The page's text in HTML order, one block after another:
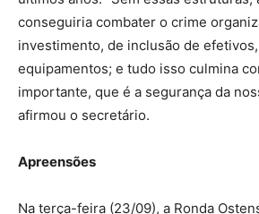
conseguiria combater o crime
investimento, de inclusão de
equipamentos; e tudo isso culmina
importante, que é a segurança da
afirmou o secretário.
Apreensões
Na terça-feira (23/09), a Ronda